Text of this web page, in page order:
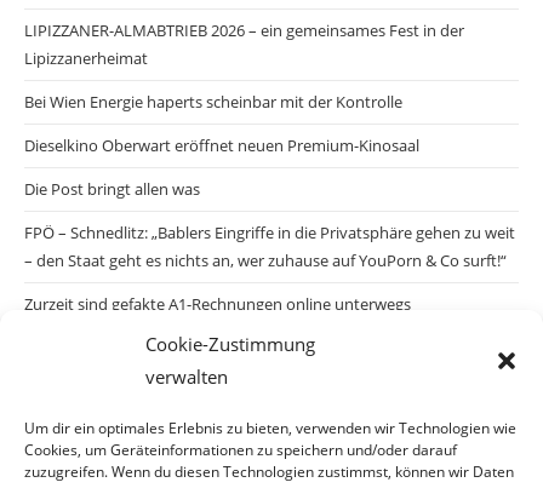
Cookie-Zustimmung
verwalten
Um dir ein optimales Erlebnis zu bieten, verwenden wir Technologien wie
Cookies, um Geräteinformationen zu speichern und/oder darauf
zuzugreifen. Wenn du diesen Technologien zustimmst, können wir Daten
LIPIZZANER-ALMABTRIEB 2026 – ein gemeinsames Fest in der
Lipizzanerheimat
Bei Wien Energie haperts scheinbar mit der Kontrolle
Dieselkino Oberwart eröffnet neuen Premium-Kinosaal
Die Post bringt allen was
FPÖ – Schnedlitz: „Bablers Eingriffe in die Privatsphäre gehen zu weit
– den Staat geht es nichts an, wer zuhause auf YouPorn & Co surft!“
Zurzeit sind gefakte A1-Rechnungen online unterwegs
Salzburgs Juden und ihre Sicherheit: „Erst nach einem Anschlag wäre
die Gefahr endlich konkret!“
Biologisches Wunder in Ceuta
Ein vermeintliches Abschiebemärchen